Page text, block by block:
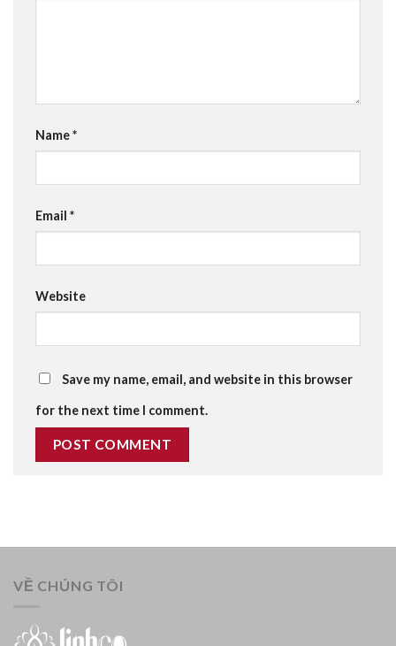
Name*
Email *
Website
Save my name, email, and website in this browser
for the next time I comment.
VỀ CHÚNG TÔI